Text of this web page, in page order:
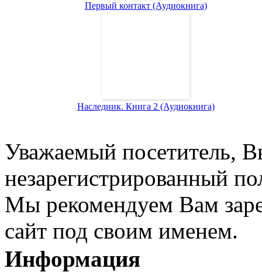
Первый контакт (Аудиокнига)
Наследник. Книга 2 (Аудиокнига)
Уважаемый посетитель,
незарегистрированный
Мы рекомендуем Вам
сайт под своим именем.
Информация